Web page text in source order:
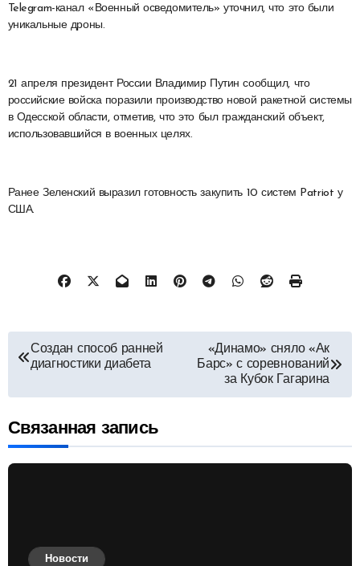
Telegram-канал «Военный осведомитель» уточнил, что это были
уникальные дроны.
21 апреля президент России Владимир Путин сообщил, что
российские войска поразили производство новой ракетной системы
в Одесской области, отметив, что это был гражданский объект,
использовавшийся в военных целях.
Ранее Зеленский выразил готовность закупить 10 систем Patriot у
США.
Навигация
записям
Создан способ ранней
диагностики диабета
«Динамо» сняло «Ак
Барс» с соревнований
за Кубок Гагарина
Связанная запись
Новости